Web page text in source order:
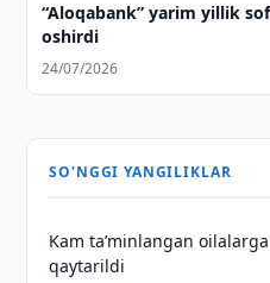
“Aloqabank” yarim yillik
oshirdi
24/07/2026
SO'NGGI YANGILIKLAR
Kam taʼminlangan
qaytarildi